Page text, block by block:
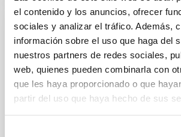
el contenido y los anuncios, ofrecer
sociales y analizar el tráfico. Además,
información sobre el uso que haga del
nuestros partners de redes sociales,
web, quienes pueden combinarla con
que les haya proporcionado o que
partir del uso que haya hecho de sus
SUBVENCIÓN
Evolución temporal de las
la Vía Láctea a partir de
observacionales y teóricas. (GA
101066193)